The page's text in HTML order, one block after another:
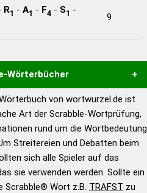
R1 - A1 - F4 - S1 -
9
Wörterbücher
Hilfe eines semantischen
gute Anhaltspunkte zu
und Wortform, um die
für das Scrabble-Spiel zu
Turnier Scrabble-
von wortwurzel.de ist
Art der Scrabble-Wortprüfung,
rund um die Wortbedeutung
Streitereien und Debatten beim
sich alle Spieler auf das
sie verwenden werden. Sollte ein
Scrabble® Wort z.B. TRAFST zu